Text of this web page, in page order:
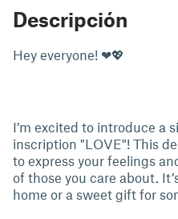
Descripción
Hey everyone! ❤💖
I’m excited to introduce a
inscription "LOVE"! This
to express your feelings
of those you care about.
home or a sweet gift for